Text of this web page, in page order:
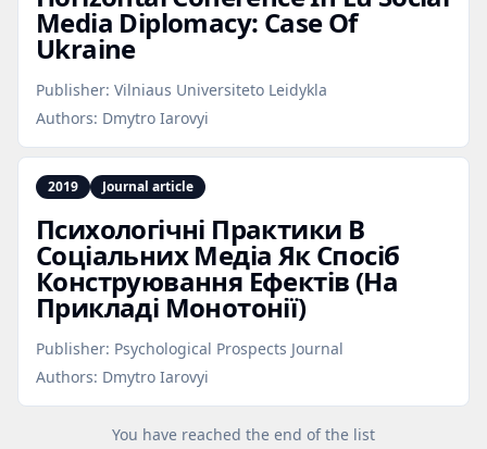
Media Diplomacy: Case Of
Ukraine
Publisher: Vilniaus Universiteto Leidykla
Authors: Dmytro Iarovyi
2019 Journal article
Психологічні Практики В
Соціальних Медіа Як Спосіб
Конструювання Ефектів (На
Прикладі Монотонії)
Publisher: Psychological Prospects Journal
Authors: Dmytro Iarovyi
You have reached the end of the list